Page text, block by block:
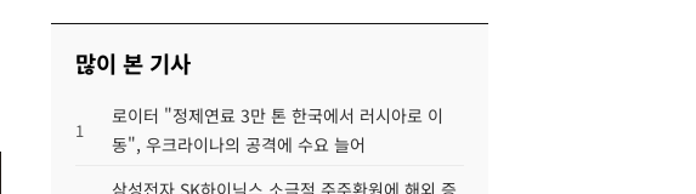
많이 본 기사
1
로이터 "정제연료 3만 톤 한국에서 러시아로 이
동", 우크라이나의 공격에 수요 늘어
삼성전자 SK하이닉스 소극적 주주환원에 해외 증